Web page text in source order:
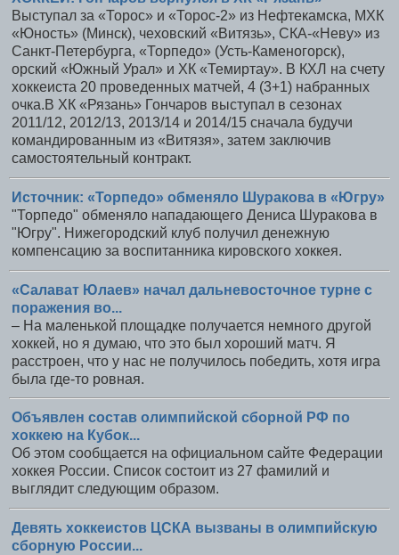
Выступал за «Торос» и «Торос-2» из Нефтекамска, МХК
«Юность» (Минск), чеховский «Витязь», СКА-«Неву» из
Санкт-Петербурга, «Торпедо» (Усть-Каменогорск),
орский «Южный Урал» и ХК «Темиртау». В КХЛ на счету
хоккеиста 20 проведенных матчей, 4 (3+1) набранных
очка.В ХК «Рязань» Гончаров выступал в сезонах
2011/12, 2012/13, 2013/14 и 2014/15 сначала будучи
командированным из «Витязя», затем заключив
самостоятельный контракт.
Источник: «Торпедо» обменяло Шуракова в «Югру»
"Торпедо" обменяло нападающего Дениса Шуракова в
"Югру". Нижегородский клуб получил денежную
компенсацию за воспитанника кировского хоккея.
«Салават Юлаев» начал дальневосточное турне с
поражения во...
– На маленькой площадке получается немного другой
хоккей, но я думаю, что это был хороший матч. Я
расстроен, что у нас не получилось победить, хотя игра
была где-то ровная.
Объявлен состав олимпийской сборной РФ по
хоккею на Кубок...
Об этом сообщается на официальном сайте Федерации
хоккея России. Список состоит из 27 фамилий и
выглядит следующим образом.
Девять хоккеистов ЦСКА вызваны в олимпийскую
сборную России...